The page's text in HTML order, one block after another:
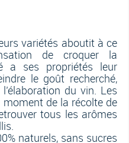
variétés aboutit à ce
de croquer la
a ses propriétés leur
le goût recherché,
du vin. Les
de la récolte de
tous les arômes
naturels, sans sucres